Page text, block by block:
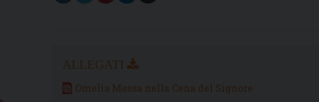
Omelia Messa nella Cena del Signore